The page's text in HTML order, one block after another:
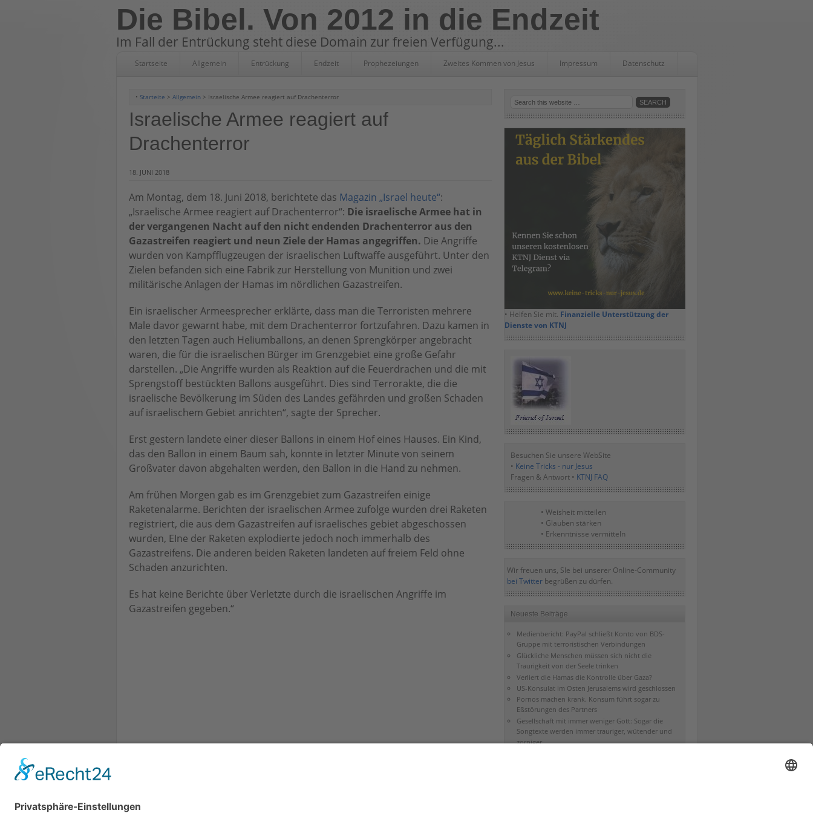
Die Bibel. Von 2012 in die Endzeit
Im Fall der Entrückung steht diese Domain zur freien Verfügung...
Startseite Allgemein Entrückung Endzeit Prophezeiungen Zweites Kommen von Jesus Impressum Datenschutz
• Starteite > Allgemein > Israelische Armee reagiert auf Drachenterror
Israelische Armee reagiert auf
Drachenterror
18. JUNI 2018
Am Montag, dem 18. Juni 2018, berichtete das Magazin „Israel heute“:
„Israelische Armee reagiert auf Drachenterror“: Die israelische Armee hat in
der vergangenen Nacht auf den nicht endenden Drachenterror aus den
Gazastreifen reagiert und neun Ziele der Hamas angegriffen. Die Angriffe
wurden von Kampfflugzeugen der israelischen Luftwaffe ausgeführt. Unter den
Zielen befanden sich eine Fabrik zur Herstellung von Munition und zwei
militärische Anlagen der Hamas im nördlichen Gazastreifen.
Ein israelischer Armeesprecher erklärte, dass man die Terroristen mehrere
Male davor gewarnt habe, mit dem Drachenterror fortzufahren. Dazu kamen in
den letzten Tagen auch Heliumballons, an denen Sprengkörper angebracht
waren, die für die israelischen Bürger im Grenzgebiet eine große Gefahr
darstellen. „Die Angriffe wurden als Reaktion auf die Feuerdrachen und die mit
Sprengstoff bestückten Ballons ausgeführt. Dies sind Terrorakte, die die
israelische Bevölkerung im Süden des Landes gefährden und großen Schaden
auf israelischem Gebiet anrichten“, sagte der Sprecher.
Erst gestern landete einer dieser Ballons in einem Hof eines Hauses. Ein Kind,
das den Ballon in einem Baum sah, konnte in letzter Minute von seinem
Großvater davon abgehalten werden, den Ballon in die Hand zu nehmen.
Am frühen Morgen gab es im Grenzgebiet zum Gazastreifen einige
Raketenalarme. Berichten der israelischen Armee zufolge wurden drei Raketen
registriert, die aus dem Gazastreifen auf israelisches gebiet abgeschossen
wurden, EIne der Raketen explodierte jedoch noch immerhalb des
Gazastreifens. Die anderen beiden Raketen landeten auf freiem Feld ohne
Schaden anzurichten.
Es hat keine Berichte über Verletzte durch die israelischen Angriffe im
Gazastreifen gegeben.“
• Helfen Sie mit. Finanzielle Unterstützung der
Dienste von KTNJ
Besuchen Sie unsere WebSite
• Keine Tricks - nur Jesus
Fragen & Antwort • KTNJ FAQ
• Weisheit mitteilen
• Glauben stärken
• Erkenntnisse vermitteln
Wir freuen uns, SIe bei unserer Online-Community
bei Twitterbegrüßen zu dürfen.
Neueste Beiträge
Medienbericht: PayPal schließt Konto von BDS-
Gruppe mit terroristischen Verbindungen
Glückliche Menschen müssen sich nicht die
Traurigkeit von der Seele trinken
Verliert die Hamas die Kontrolle über Gaza?
US-Konsulat im Osten Jerusalems wird geschlossen
Pornos machen krank. Konsum führt sogar zu
Eßstörungen des Partners
Gesellschaft mit immer weniger Gott: Sogar die
Songtexte werden immer trauriger, wütender und
zorniger